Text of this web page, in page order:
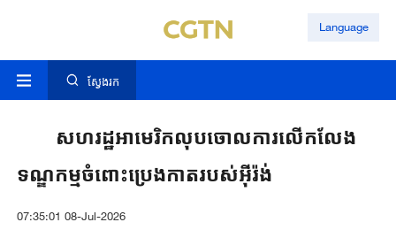
Language
ស្វែងរក
សហរដ្ឋអាមេរិកលុបចោលការលើកលែង
ទណ្ឌកម្មចំពោះប្រេងកាតរបស់អ៊ីរ៉ង់
07:35:01 08-Jul-2026